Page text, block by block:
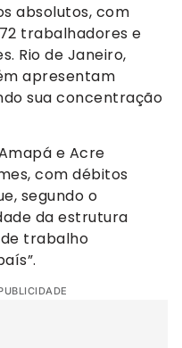
absolutos, com
trabalhadores e
Rio de Janeiro,
apresentam
sua concentração
e Acre
com débitos
segundo o
da estrutura
trabalho